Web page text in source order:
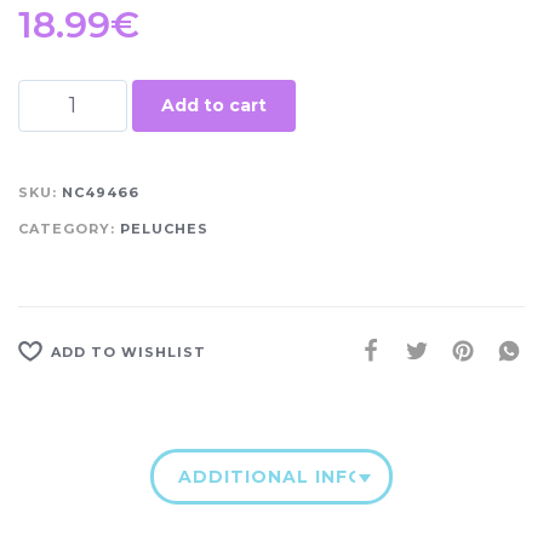
18.99€
Add to cart
SKU: NC49466
CATEGORY: PELUCHES
ADD TO WISHLIST
ADDITIONAL INFORMATION